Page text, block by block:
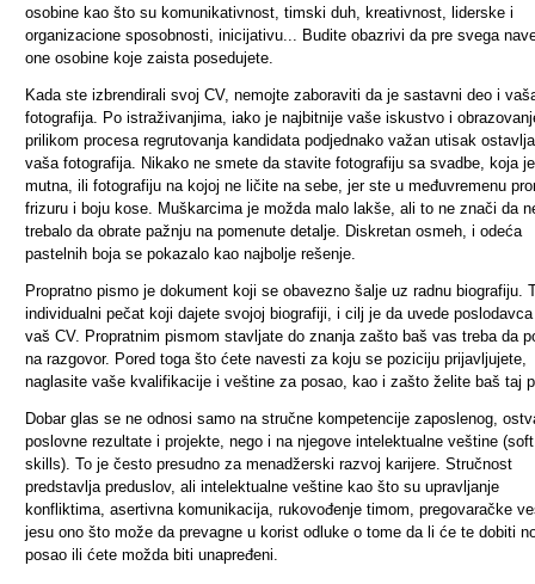
osobine kao što su komunikativnost, timski duh, kreativnost, liderske i
organizacione sposobnosti, inicijativu... Budite obazrivi da pre svega
one osobine koje zaista posedujete.
Kada ste izbrendirali svoj CV, nemojte zaboraviti da je sastavni deo i
fotografija. Po istraživanjima, iako je najbitnije vaše iskustvo i
prilikom procesa regrutovanja kandidata podjednako važan utisak
vaša fotografija. Nikako ne smete da stavite fotografiju sa svadbe, koja je
mutna, ili fotografiju na kojoj ne ličite na sebe, jer ste u međuvremenu
frizuru i boju kose. Muškarcima je možda malo lakše, ali to ne znači da
trebalo da obrate pažnju na pomenute detalje. Diskretan osmeh, i odeća
pastelnih boja se pokazalo kao najbolje rešenje.
Propratno pismo je dokument koji se obavezno šalje uz radnu biografiju.
individualni pečat koji dajete svojoj biografiji, i cilj je da uvede
vaš CV. Propratnim pismom stavljate do znanja zašto baš vas treba da
na razgovor. Pored toga što ćete navesti za koju se poziciju prijavljujete,
naglasite vaše kvalifikacije i veštine za posao, kao i zašto želite baš taj
Dobar glas se ne odnosi samo na stručne kompetencije zaposlenog,
poslovne rezultate i projekte, nego i na njegove intelektualne veštine (soft
skills). To je često presudno za menadžerski razvoj karijere. Stručnost
predstavlja preduslov, ali intelektualne veštine kao što su upravljanje
konfliktima, asertivna komunikacija, rukovođenje timom, pregovaračke
jesu ono što može da prevagne u korist odluke o tome da li će te dobiti
posao ili ćete možda biti unapređeni.